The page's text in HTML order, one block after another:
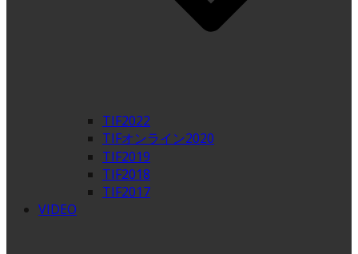
TIF2022
TIFオンライン2020
TIF2019
TIF2018
TIF2017
VIDEO